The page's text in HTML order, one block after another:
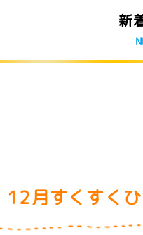
新
12月すくすく